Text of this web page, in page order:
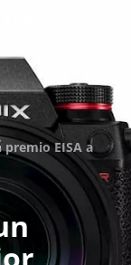
premio EISA a